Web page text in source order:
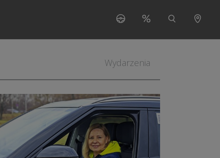
for "O nas"
Wydarzenia